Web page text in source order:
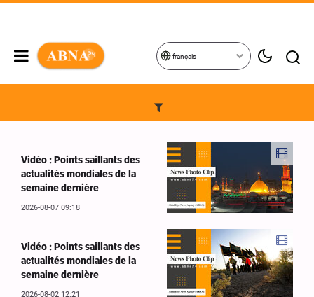
français
Vidéo : Points saillants des
actualités mondiales de la
semaine dernière
2026-08-07 09:18
Vidéo : Points saillants des
actualités mondiales de la
semaine dernière
2026-08-02 12:21